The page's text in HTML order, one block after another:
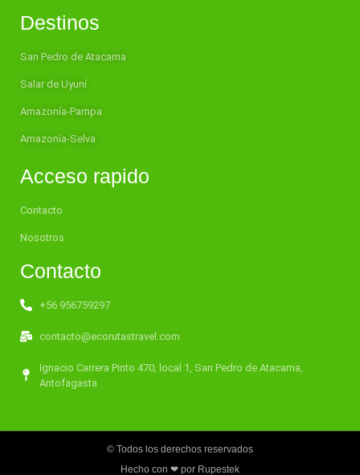
Destinos
San Pedro de Atacama
Salar de Uyuní
Amazonía-Pampa
Amazonía-Selva
Acceso rapido
Contacto
Nosotros
Contacto
+56 956759297
contacto@ecorutastravel.com
Ignacio Carrera Pinto 470, local 1, San Pedro de Atacama,
Antofagasta
© Todos los derechos reservados
Hecho con ❤ por Rupestek